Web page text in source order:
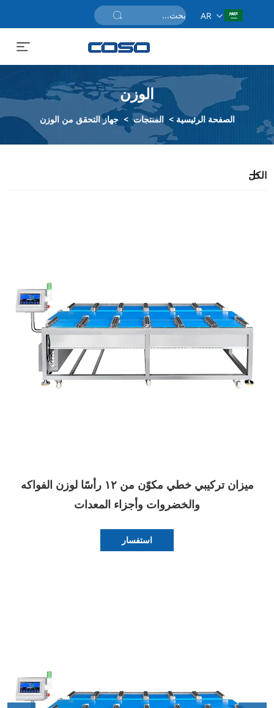
AR
احصل على عرض سعر
الوزن
الصفحة الرئيسية >المنتجات>جهاز التحقق من الوزن
الكل
ميزان تركيبي خطي مكوّن من ١٢ رأسًا لوزن الفواكه
والخضروات وأجزاء المعدات
استفسار